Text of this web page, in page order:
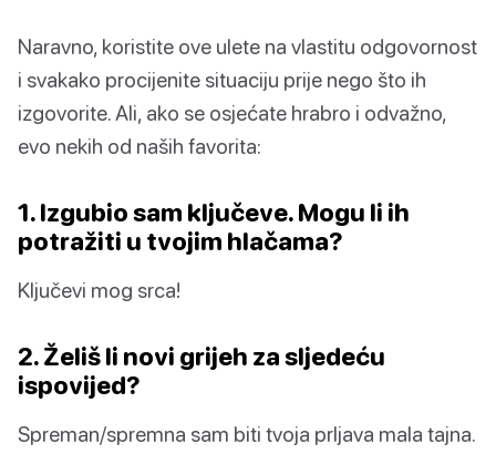
Naravno, koristite ove ulete na vlastitu odgovornost
i svakako procijenite situaciju prije nego što ih
izgovorite. Ali, ako se osjećate hrabro i odvažno,
evo nekih od naših favorita:
1. Izgubio sam ključeve. Mogu li ih
potražiti u tvojim hlačama?
Ključevi mog srca!
2. Želiš li novi grijeh za sljedeću
ispovijed?
Spreman/spremna sam biti tvoja prljava mala tajna.